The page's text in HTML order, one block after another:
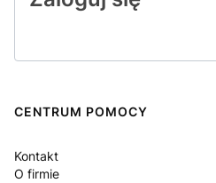
Linki w stopce
CENTRUM POMOCY
Kontakt
O firmie